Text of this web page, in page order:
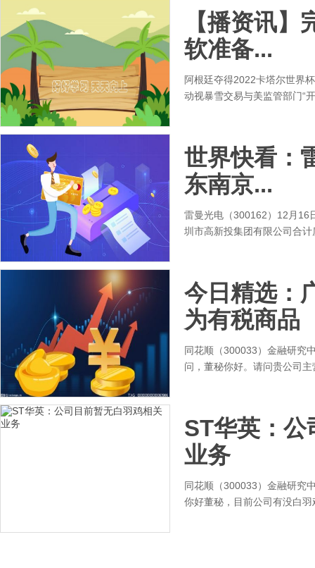
【播资讯
软准备...
阿根廷夺得2022卡塔尔世界
动视暴雪交易与美监管部门“
世界快看：
东南京...
雷曼光电（300162）12月16
圳市高新投集团有限公司合
今日精选：
为有税商品
同花顺（300033）金融研究
问，董秘你好。请问贵公司
ST华英：公
业务
同花顺（300033）金融研究
你好董秘，目前公司有没白